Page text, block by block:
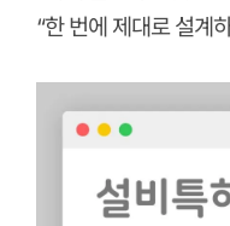
“한 번에 제대로 설계